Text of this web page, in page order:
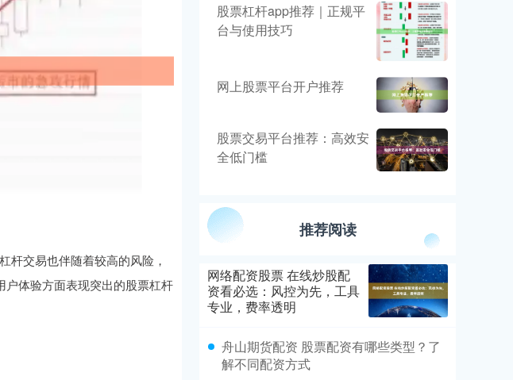
杆交易也伴随着较高的风险，
体验方面表现突出的股票杠杆
股票杠杆app推荐｜正规平
台与使用技巧
网上股票平台开户推荐
股票交易平台推荐：高效安
全低门槛
推荐阅读
网络配资股票 在线炒股配
资看必选：风控为先，工具
专业，费率透明
舟山期货配资 股票配资有哪些类型？了
解不同配资方式